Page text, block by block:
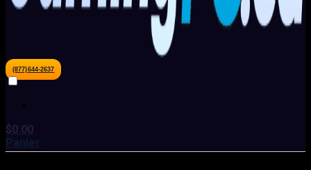
(877)644-2637
$0.00
Panier